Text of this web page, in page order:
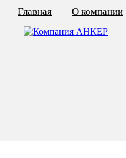
Главная О компании